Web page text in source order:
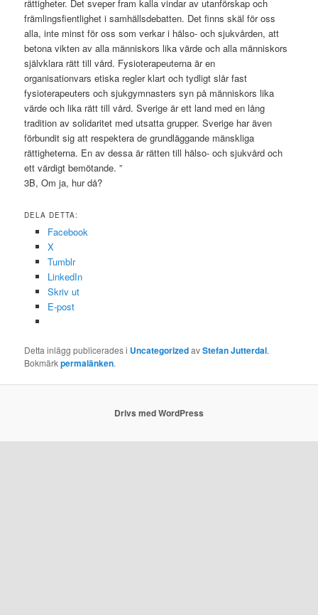
rättigheter. Det sveper fram kalla vindar av utanförskap och
främlingsfientlighet i samhällsdebatten. Det finns skäl för oss
alla, inte minst för oss som verkar i hälso- och sjukvården, att
betona vikten av alla människors lika värde och alla människors
självklara rätt till vård. Fysioterapeuterna är en
organisationvars etiska regler klart och tydligt slår fast
fysioterapeuters och sjukgymnasters syn på människors lika
värde och lika rätt till vård. Sverige är ett land med en lång
tradition av solidaritet med utsatta grupper. Sverige har även
förbundit sig att respektera de grundläggande mänskliga
rättigheterna. En av dessa är rätten till hälso- och sjukvård och
ett värdigt bemötande. ”
3B, Om ja, hur då?
DELA DETTA:
Facebook
X
Tumblr
LinkedIn
Skriv ut
E-post
Detta inlägg publicerades i UncategorizedavStefan Jutterdal.
Bokmärkpermalänken.
Drivs med WordPress